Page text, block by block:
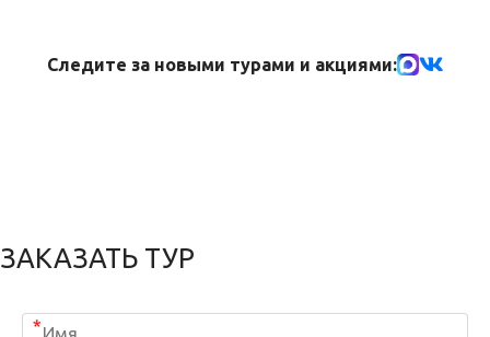
Следите за новыми турами и акциями:
ЗАКАЗАТЬ ТУР
*